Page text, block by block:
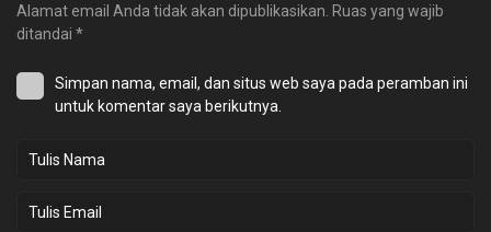
Alamat email Anda tidak akan dipublikasikan. Ruas yang wajib
ditandai *
Simpan nama, email, dan situs web saya pada peramban ini
untuk komentar saya berikutnya.